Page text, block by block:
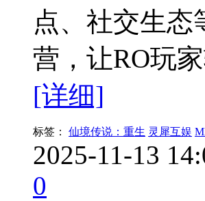
点、社交生
营，让RO玩
[详细]
标签： 仙境传说：重生 灵犀互娱
2025-11-13
0